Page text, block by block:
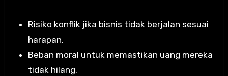
Risiko konflik jika bisnis tidak berjalan sesuai
harapan.
Beban moral untuk memastikan uang mereka
tidak hilang.